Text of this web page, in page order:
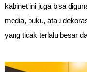
kabinet ini juga bisa
media, buku, atau
yang tidak terlalu besar